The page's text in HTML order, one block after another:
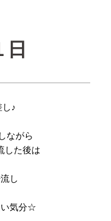
日
♪
ながら
した後は
し
い気分☆